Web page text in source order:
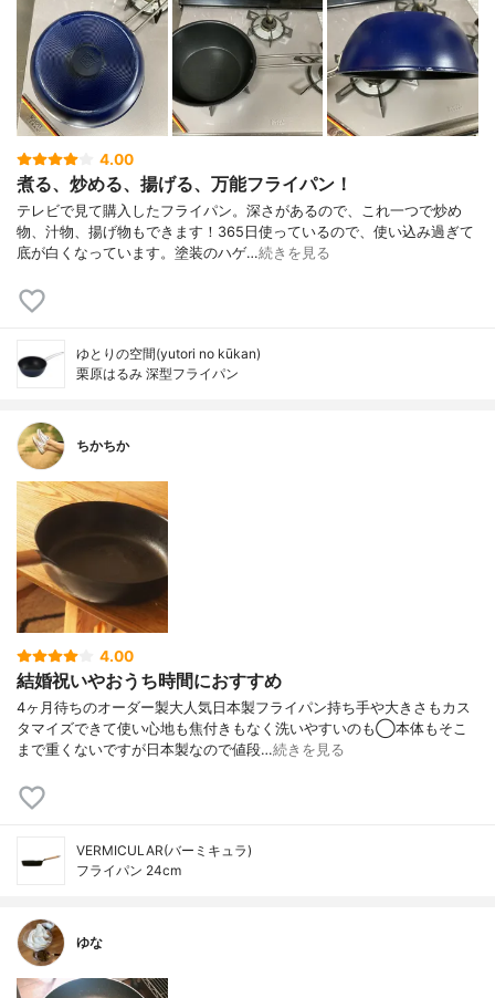
4.00
煮る、炒める、揚げる、万能フライパン！
テレビで見て購入したフライパン。深さがあるので、これ一つで炒め
物、汁物、揚げ物もできます！365日使っているので、使い込み過ぎて
底が白くなっています。塗装のハゲ…続きを見る
ゆとりの空間(yutori no kūkan)
栗原はるみ 深型フライパン
ちかちか
4.00
結婚祝いやおうち時間におすすめ
4ヶ月待ちのオーダー製大人気日本製フライパン持ち手や大きさもカス
タマイズできて使い心地も焦付きもなく洗いやすいのも◯本体もそこ
まで重くないですが日本製なので値段…続きを見る
VERMICULAR(バーミキュラ)
フライパン 24cm
ゆな